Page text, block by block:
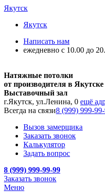
Якутск
Якутск
Написать нам
ежедневно с 10.00 до
Натяжные потолки
от производителя в Якутске
Выставочный зал
г.Якутск, ул.Ленина, 0 ещё
Всегда на связи8 (999) 999-
Вызов замерщика
Заказать звонок
Калькулятор
Задать вопрос
8 (999) 999-99-99
Заказать звонок
Меню